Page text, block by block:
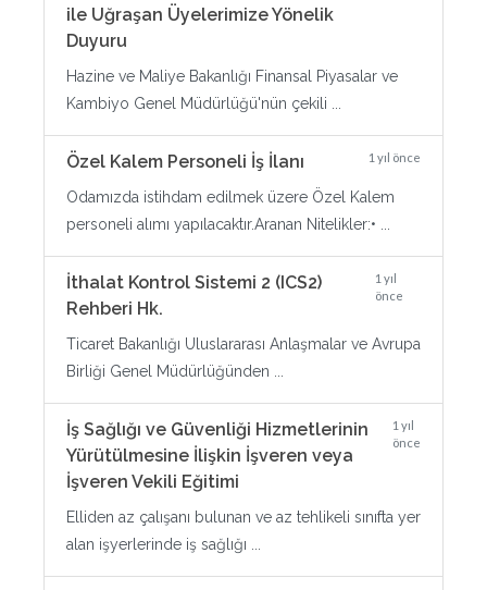
ile Uğraşan Üyelerimize Yönelik
Duyuru
Hazine ve Maliye Bakanlığı Finansal Piyasalar ve
Kambiyo Genel Müdürlüğü'nün çekili ...
Özel Kalem Personeli İş İlanı 1 yıl önce
Odamızda istihdam edilmek üzere Özel Kalem
personeli alımı yapılacaktır.Aranan Nitelikler:• ...
İthalat Kontrol Sistemi 2 (ICS2)
Rehberi Hk.
1 yıl
önce
Ticaret Bakanlığı Uluslararası Anlaşmalar ve Avrupa
Birliği Genel Müdürlüğünden ...
İş Sağlığı ve Güvenliği Hizmetlerinin
Yürütülmesine İlişkin İşveren veya
İşveren Vekili Eğitimi
1 yıl
önce
Elliden az çalışanı bulunan ve az tehlikeli sınıfta yer
alan işyerlerinde iş sağlığı ...